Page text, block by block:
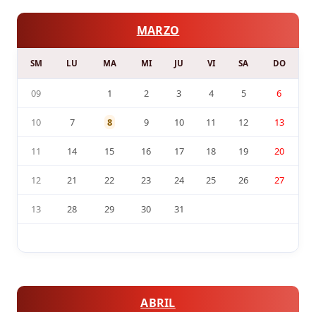
MARZO
SM LU MA MI JU VI SA DO
09 1 2 3 4 5 6
10 7 8 9 10 11 12 13
11 14 15 16 17 18 19 20
12 21 22 23 24 25 26 27
13 28 29 30 31
ABRIL